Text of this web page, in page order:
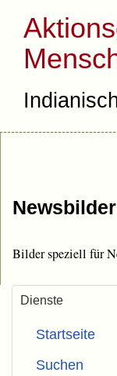
Newsbilder
Bilder speziell für
Dienste
Startseite
Suchen